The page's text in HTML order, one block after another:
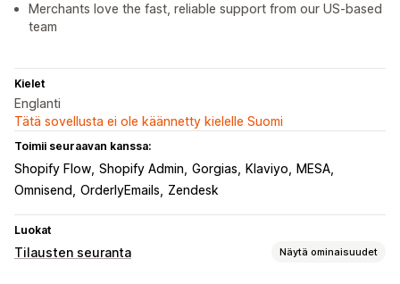
Merchants love the fast, reliable support from our US-based
team
Kielet
Englanti
Tätä sovellusta ei ole käännetty kielelle Suomi
Toimii seuraavan kanssa:
Shopify Flow Shopify Admin Gorgias Klaviyo
MESA
Omnisend
OrderlyEmails Zendesk
Luokat
Tilausten seuranta Näytä ominaisuudet